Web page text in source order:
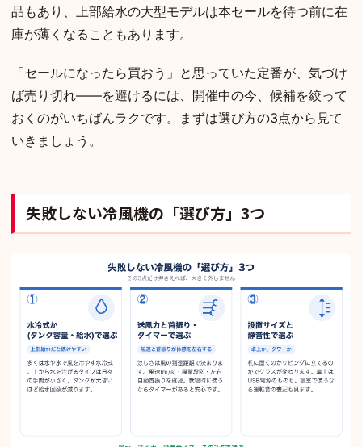
品もあり、上部給水の大型モデルは本セールを待つ前に在
庫が薄くなることもあります。
「セールになったら買おう」と思っていた定番が、気づけ
ば売り切れ——を避けるには、開催中の今、候補を絞って
おくのがいちばんラクです。まずは選び方の3点から見て
いきましょう。
失敗しない冷風機の「選び方」3つ